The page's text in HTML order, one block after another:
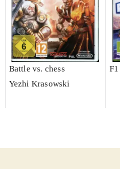
Battle vs. chess
Yezhi Krasowski